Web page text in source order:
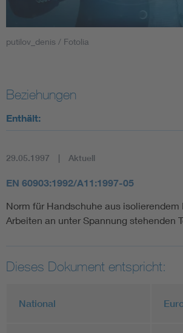
Smart Cities
Blitzschutz: DIN EN 62305 in der
Circular Economy für mehr
Cybersecurity in der
Elektrofachkraft (EFK)
putilov_denis / Fotolia
Beziehungen
Enthält:
29.05.1997 Aktuell
EN 60903:1992/A11:1997-05
Norm für Handschuhe aus isolierendem
Arbeiten an unter Spannung stehenden
Dieses Dokument entspricht:
National